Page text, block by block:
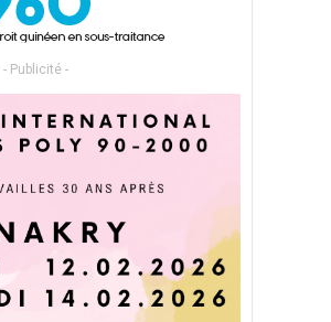
- Publicité -